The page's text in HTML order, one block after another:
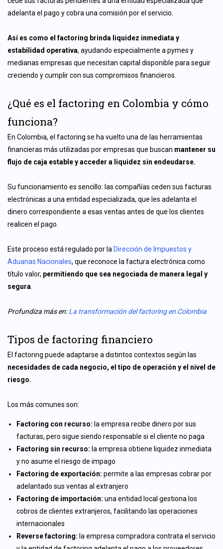
adelanta el pago y cobra una comisión por el servicio.
Así es como el factoring brinda liquidez inmediata y
estabilidad operativa, ayudando especialmente a pymes y
medianas empresas que necesitan capital disponible para seguir
creciendo y cumplir con sus compromisos financieros.
¿Qué es el factoring en Colombia y cómo
funciona?
En Colombia, el factoring se ha vuelto una de las herramientas
financieras más utilizadas por empresas que buscan mantener su
flujo de caja estable y acceder a liquidez sin endeudarse.
Su funcionamiento es sencillo: las compañías ceden sus facturas
electrónicas a una entidad especializada, que les adelanta el
dinero correspondiente a esas ventas antes de que los clientes
realicen el pago.
Este proceso está regulado por la Dirección de Impuestos y
Aduanas Nacionales, que reconoce la factura electrónica como
título valor, permitiendo que sea negociada de manera legal y
segura
Profundiza más en:La transformación del factoring en Colombia
Tipos de factoring financiero
El factoring puede adaptarse a distintos contextos según las
necesidades de cada negocio, el tipo de operación y el nivel de
riesgo.
Los más comunes son:
Factoring con recurso: la empresa recibe dinero por sus
facturas, pero sigue siendo responsable si el cliente no paga
Factoring sin recurso: la empresa obtiene liquidez inmediata
y no asume el riesgo de impago
Factoring de exportación: permite a las empresas cobrar por
adelantado sus ventas al extranjero
Factoring de importación: una entidad local gestiona los
cobros de clientes extranjeros, facilitando las operaciones
internacionales
Reverse factoring: la empresa compradora contrata el servicio